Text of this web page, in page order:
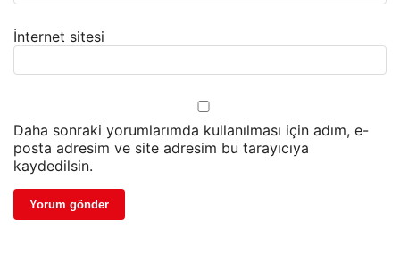
İnternet sitesi
Daha sonraki yorumlarımda kullanılması için adım, e-
posta adresim ve site adresim bu tarayıcıya
kaydedilsin.